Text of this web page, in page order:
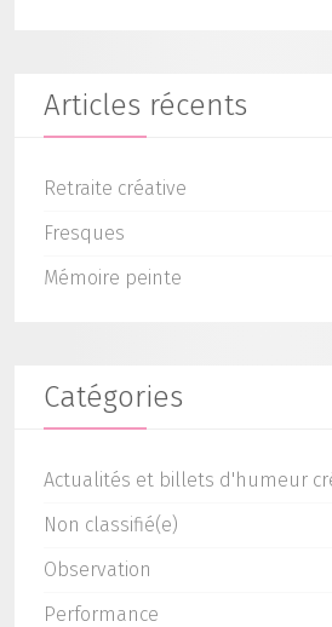
Articles récents
Retraite créative
Fresques
Mémoire peinte
Catégories
Actualités et billets d'humeur
Non classifié(e)
Observation
Performance